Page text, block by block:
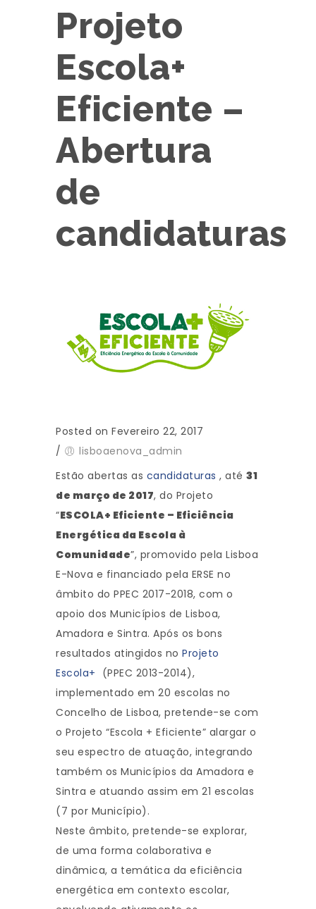
Projeto
Escola+
Eficiente –
Abertura
de
candidaturas
Posted on Fevereiro 22, 2017
/
lisboaenova_admin
Estão abertas as candidaturas , até 31
de março de 2017, do Projeto
“ESCOLA+ Eficiente – Eficiência
Energética da Escola à
Comunidade”, promovido pela Lisboa
E-Nova e financiado pela ERSE no
âmbito do PPEC 2017-2018, com o
apoio dos Municípios de Lisboa,
Amadora e Sintra. Após os bons
resultados atingidos no Projeto
Escola+ (PPEC 2013-2014),
implementado em 20 escolas no
Concelho de Lisboa, pretende-se com
o Projeto “Escola + Eficiente” alargar o
seu espectro de atuação, integrando
também os Municípios da Amadora e
Sintra e atuando assim em 21 escolas
(7 por Município).
Neste âmbito, pretende-se explorar,
de uma forma colaborativa e
dinâmica, a temática da eficiência
energética em contexto escolar,